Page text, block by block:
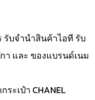
รับจำนำสินค้าไอที รับ
และ ของแบรนด์เนม
ะเป๋า CHANEL